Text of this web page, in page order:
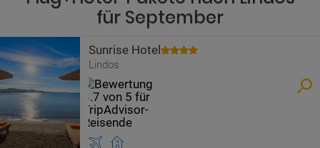
für September
Sunrise Hotel
Lindos